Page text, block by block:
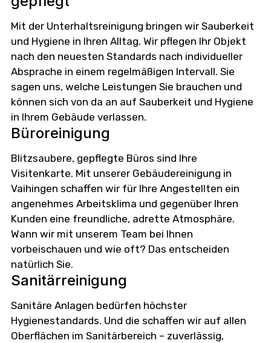
Mit der Unterhaltsreinigung bringen wir Sauberkeit
und Hygiene in Ihren Alltag. Wir pflegen Ihr Objekt
nach den neuesten Standards nach individueller
Absprache in einem regelmäßigen Intervall. Sie
sagen uns, welche Leistungen Sie brauchen und
können sich von da an auf Sauberkeit und Hygiene
in Ihrem Gebäude verlassen.
Büroreinigung
Blitzsaubere, gepflegte Büros sind Ihre
Visitenkarte. Mit unserer Gebäudereinigung in
Vaihingen schaffen wir für Ihre Angestellten ein
angenehmes Arbeitsklima und gegenüber Ihren
Kunden eine freundliche, adrette Atmosphäre.
Wann wir mit unserem Team bei Ihnen
vorbeischauen und wie oft? Das entscheiden
natürlich Sie.
Sanitärreinigung
Sanitäre Anlagen bedürfen höchster
Hygienestandards. Und die schaffen wir auf allen
Oberflächen im Sanitärbereich – zuverlässig,